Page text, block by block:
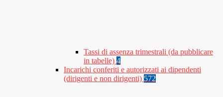
Tassi di assenza trimestrali (da pubblicare
in tabelle) 4
Incarichi conferiti e autorizzati ai dipendenti
(dirigenti e non dirigenti) 572